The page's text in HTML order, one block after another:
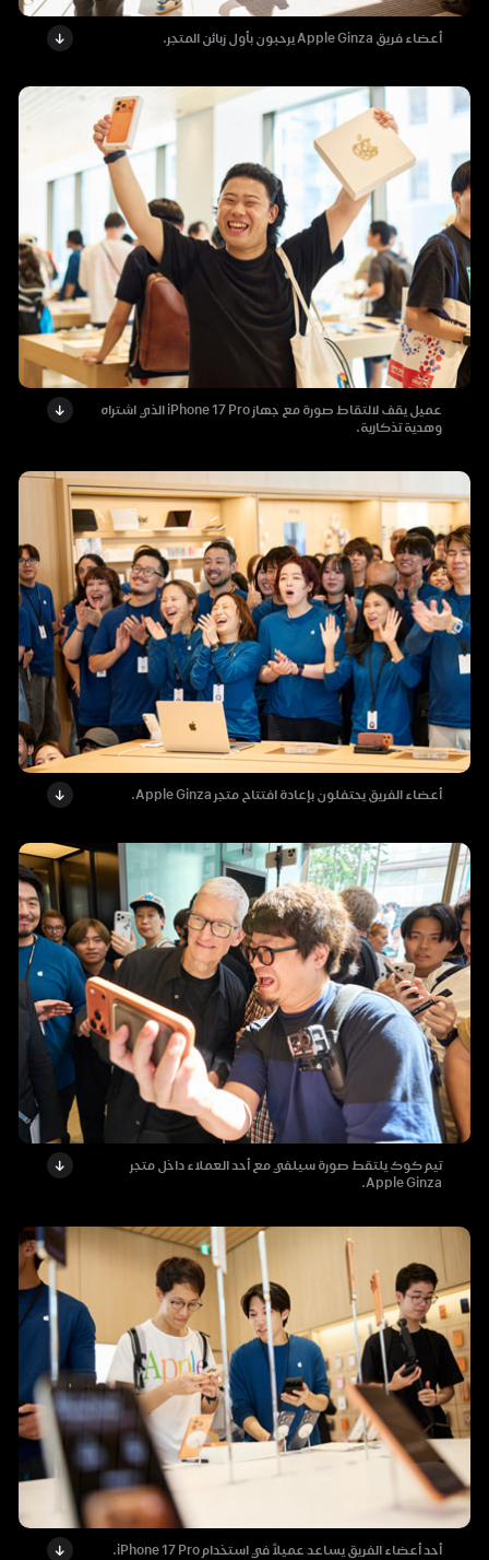
أعضاء فريق Apple Ginza يرحبون بأول زبائن المتجر.
عميل يقف لالتقاط صورة مع جهاز iPhone 17 Pro الذي اشتراه
وهدية تذكارية.
أعضاء الفريق يحتفلون بإعادة افتتاح متجر Apple Ginza.
تيم كوك يلتقط صورة سيلفي مع أحد العملاء داخل متجر
Apple Ginza.
أحد أعضاء الفريق يساعد عميلاً في استخدام iPhone 17 Pro.